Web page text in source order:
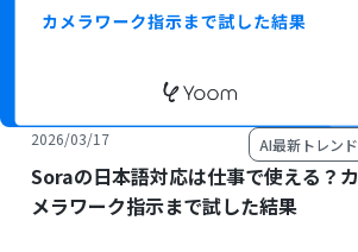
2026/03/17 AI最新トレンド
Soraの日本語対応は仕事で使える？カ
メラワーク指示まで試した結果